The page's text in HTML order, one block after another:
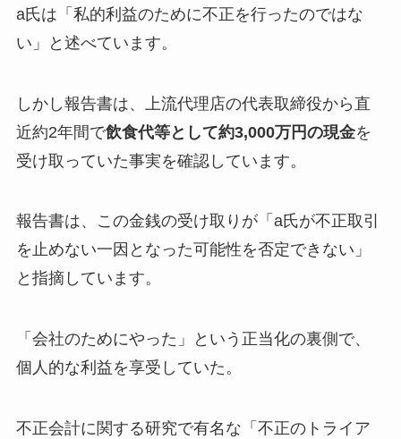
a氏は「私的利益のために不正を行ったのではな
い」と述べています。
しかし報告書は、上流代理店の代表取締役から直
近約2年間で飲食代等として約3,000万円の現金を
受け取っていた事実を確認しています。
報告書は、この金銭の受け取りが「a氏が不正取引
を止めない一因となった可能性を否定できない」
と指摘しています。
「会社のためにやった」という正当化の裏側で、
個人的な利益を享受していた。
不正会計に関する研究で有名な「不正のトライア